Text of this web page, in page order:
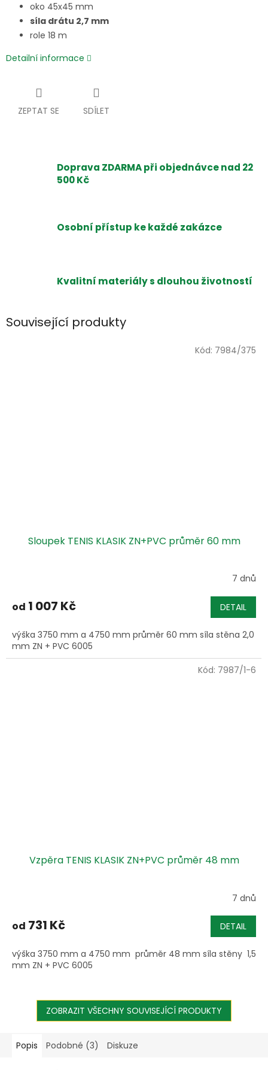
oko 45x45 mm
síla drátu 2,7 mm
role 18 m
Detailní informace
ZEPTAT SE SDÍLET
Doprava ZDARMA při objednávce nad 22
500 Kč
Osobní přístup ke každé zakázce
Kvalitní materiály s dlouhou životností
Související produkty
Sloupek TENIS KLASIK ZN+PVC průměr 60 mm
7 dnů
od 1 007 Kč DETAIL
výška 3750 mm a 4750 mm průměr 60 mm síla stěna 2,0
mm ZN + PVC 6005
Kód: 7984/375
Vzpěra TENIS KLASIK ZN+PVC průměr 48 mm
7 dnů
od 731 Kč DETAIL
výška 3750 mm a 4750 mm průměr 48 mm síla stěny 1,5
mm ZN + PVC 6005
Kód: 7987/1-6
ZOBRAZIT VŠECHNY SOUVISEJÍCÍ PRODUKTY
Popis Podobné (3) Diskuze